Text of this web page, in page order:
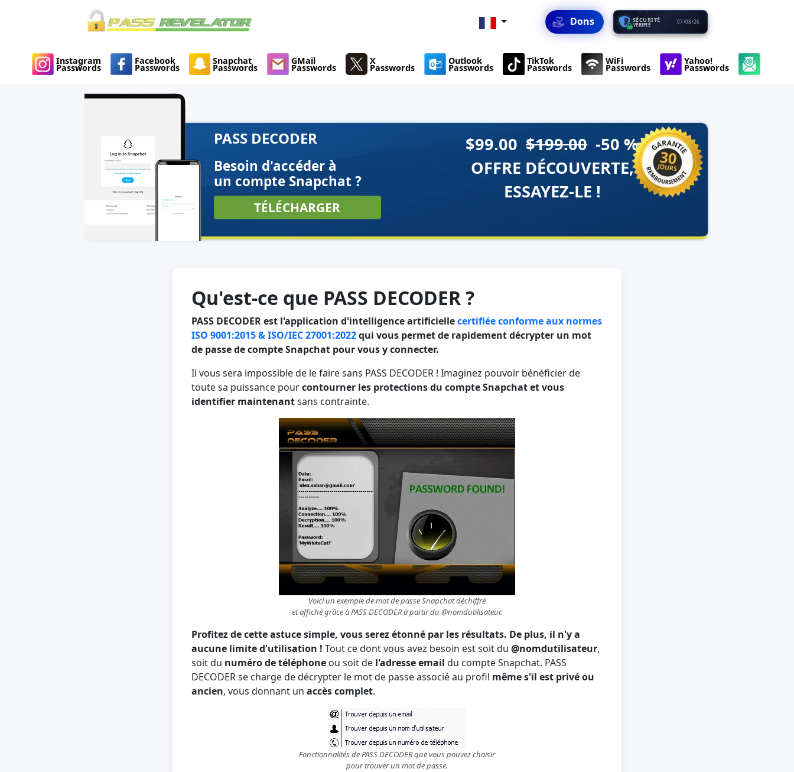
Dons SÉCURITÉ
VÉRIFIÉ 07/08/26
Instagram
Passwords
Facebook
Passwords
Snapchat
Passwords
GMail
Passwords
X
Passwords
Outlook
Passwords
TikTok
Passwords
WiFi
Passwords
Yahoo!
Passwords
PASS DECODER
Besoin d'accéder à
un compte Snapchat ?
TÉLÉCHARGER
$99.00$199.00-50 %
OFFRE DÉCOUVERTE,
ESSAYEZ-LE !
Qu'est-ce que PASS DECODER ?
PASS DECODER est l'application d'intelligence artificiellecertifiée conforme aux normes
ISO 9001:2015 & ISO/IEC 27001:2022qui vous permet de rapidement décrypter un mot
de passe de compte Snapchat pour vous y connecter.
Il vous sera impossible de le faire sans PASS DECODER ! Imaginez pouvoir bénéficier de
toute sa puissance pourcontourner les protections du compte Snapchat et vous
identifier maintenantsans contrainte.
Voici un exemple de mot de passe Snapchat déchiffré
et affiché grâce à PASS DECODER à partir du @nomdutilisateur.
Profitez de cette astuce simple, vous serez étonné par les résultats. De plus, il n'y a
aucune limite d'utilisation ! Tout ce dont vous avez besoin est soit du @nomdutilisateur,
soit du numéro de téléphone ou soit de l'adresse email du compte Snapchat. PASS
DECODER se charge de décrypter le mot de passe associé au profil même s'il est privé ou
ancien, vous donnant un accès complet.
Fonctionnalités de PASS DECODER que vous pouvez choisir
pour trouver un mot de passe.